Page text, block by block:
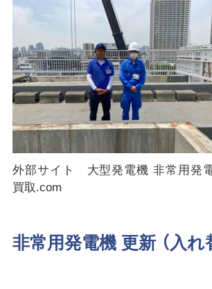
外部サイト 大型発電機 非常用発
買取.com
非常用発電機 更新 （入れ